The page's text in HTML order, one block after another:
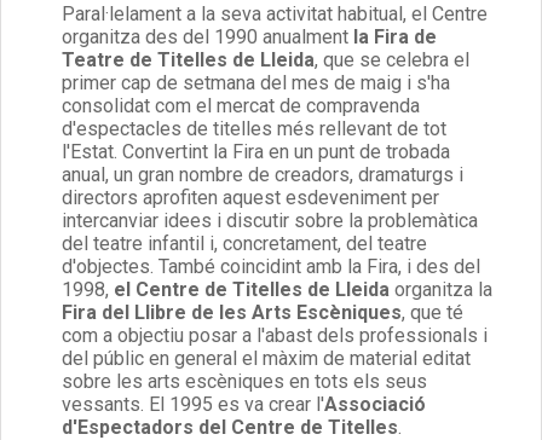
Paral·lelament a la seva activitat habitual, el Centre
organitza des del 1990 anualment la Fira de
Teatre de Titelles de Lleida, que se celebra el
primer cap de setmana del mes de maig i s'ha
consolidat com el mercat de compravenda
d'espectacles de titelles més rellevant de tot
l'Estat. Convertint la Fira en un punt de trobada
anual, un gran nombre de creadors, dramaturgs i
directors aprofiten aquest esdeveniment per
intercanviar idees i discutir sobre la problemàtica
del teatre infantil i, concretament, del teatre
d'objectes. També coincidint amb la Fira, i des del
1998, el Centre de Titelles de Lleida organitza la
Fira del Llibre de les Arts Escèniques, que té
com a objectiu posar a l'abast dels professionals i
del públic en general el màxim de material editat
sobre les arts escèniques en tots els seus
vessants. El 1995 es va crear l'Associació
d'Espectadors del Centre de Titelles